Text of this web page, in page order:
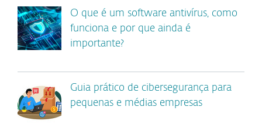
O que é um software antivírus, como
funciona e por que ainda é
importante?
Guia prático de cibersegurança para
pequenas e médias empresas